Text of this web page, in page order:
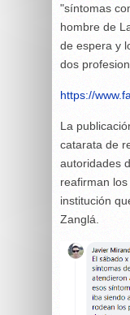
"síntomas
hombre de
de espera y
dos
https://
La
catarata de
autoridades
reafirman
institución
Zanglá.